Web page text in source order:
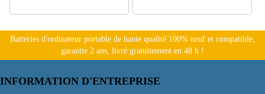
Batteries d'ordinateur portable de haute qualité 100% neuf et compatible,
garantie 2 ans, livré gratuitement en 48 h !
INFORMATION D'ENTREPRISE